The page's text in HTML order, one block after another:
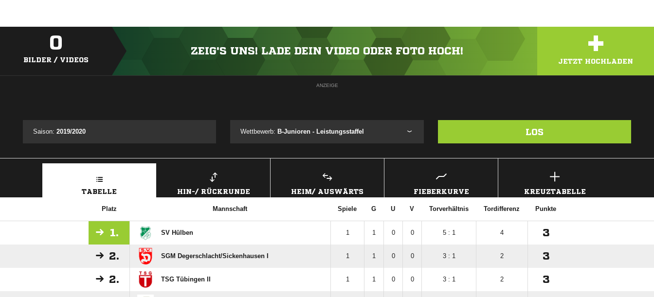
0
BILDER / VIDEOS
ZEIG'S UNS! LADE DEIN VIDEO ODER FOTO HOCH! +
JETZT HOCHLADEN
ANZEIGE
Saison: 2019/2020 Wettbewerb: B-Junioren - Leistungsstaffel LOS
TABELLE HIN-/ RÜCKRUNDE HEIM/ AUSWÄRTS FIEBERKURVE KREUZTABELLE
Platz Mannschaft Spiele G U V Torverhältnis Tordifferenz Punkte
1. SV Hülben 1 1 0 0 5 : 1 4 3
2. SGM Degerschlacht/​Sickenhausen I 1 1 0 0 3 : 1 2 3
2. TSG Tübingen II 1 1 0 0 3 : 1 2 3